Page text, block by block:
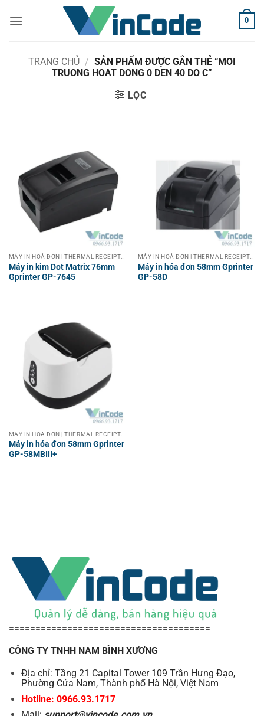
qua
0
TRANG CHỦ / SẢN PHẨM ĐƯỢC GẮN THẺ “MOI
TRUONG HOAT DONG 0 DEN 40 DO C”
LỌC
Máy in kim Dot Matrix 76mm
Gprinter GP-7645
Máy in hóa đơn 58mm Gprinter
GP-58D
Máy in hóa đơn 58mm Gprinter
GP-58MBIII+
======================================
CÔNG TY TNHH NAM BÌNH XƯƠNG
Địa chỉ: Tầng 21 Capital Tower 109 Trần Hưng Đạo,
Phường Cửa Nam, Thành phố Hà Nội, Việt Nam
Hotline: 0966.93.1717